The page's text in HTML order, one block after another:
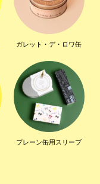
ガレット・デ・ロワ缶
プレーン缶用スリーブ